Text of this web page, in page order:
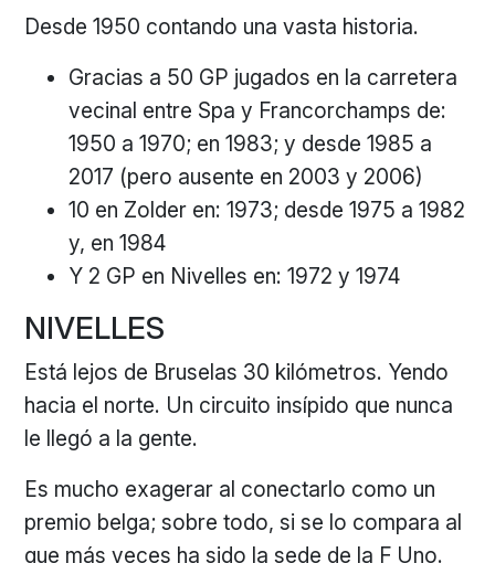
Desde 1950 contando una vasta historia.
Gracias a 50 GP jugados en la carretera
vecinal entre Spa y Francorchamps de:
1950 a 1970; en 1983; y desde 1985 a
2017 (pero ausente en 2003 y 2006)
10 en Zolder en: 1973; desde 1975 a 1982
y, en 1984
Y 2 GP en Nivelles en: 1972 y 1974
NIVELLES
Está lejos de Bruselas 30 kilómetros. Yendo
hacia el norte. Un circuito insípido que nunca
le llegó a la gente.
Es mucho exagerar al conectarlo como un
premio belga; sobre todo, si se lo compara al
que más veces ha sido la sede de la F Uno.